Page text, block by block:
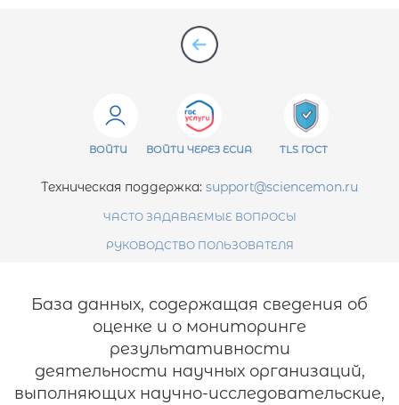
ВОЙТИ ВОЙТИ ЧЕРЕЗ ЕСИА TLS ГОСТ
Техническая поддержка: support@sciencemon.ru
ЧАСТО ЗАДАВАЕМЫЕ ВОПРОСЫ
РУКОВОДСТВО ПОЛЬЗОВАТЕЛЯ
База данных, содержащая сведения об
оценке и о мониторинге
результативности
деятельности научных организаций,
выполняющих научно-исследовательские,